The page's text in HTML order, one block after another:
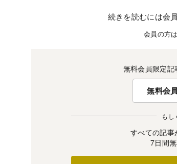
続きを読むには会
会員の方は
無料会員限定記
無料会
もし
すべての記事
7日間